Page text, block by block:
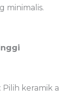
minimalis.
Pilih keramik